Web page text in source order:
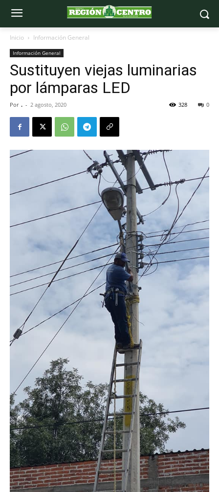
Inicio Información General
Información General
Sustituyen viejas luminarias
por lámparas LED
Por . - 2 agosto, 2020 0
328